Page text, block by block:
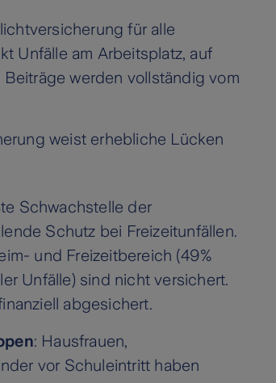
für alle
Unfälle am Arbeitsplatz, auf
werden vollständig vom
weist erhebliche Lücken
Schwachstelle der
Schutz bei Freizeitunfällen.
und Freizeitbereich (49%
Unfälle) sind nicht versichert.
abgesichert.
: Hausfrauen,
vor Schuleintritt haben